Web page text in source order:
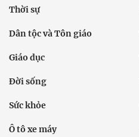
Thời sự
Dân tộc và Tôn giáo
Giáo dục
Đời sống
Sức khỏe
Ô tô xe máy